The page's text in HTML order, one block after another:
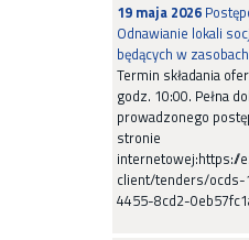
19 maja 2026
Odnawianie lokali
będących w
Termin składania
godz. 10:00. Pełna
prowadzonego
stronie
internetowej:https://
client/tenders/
4455-8cd2-